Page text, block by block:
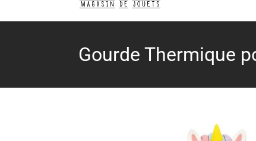
Gourde Thermique